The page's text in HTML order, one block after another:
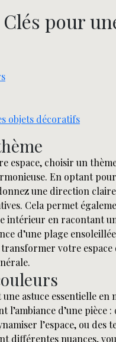
pour
objets décoratifs
espace, choisir un
En optant
une direction
Cela permet
intérieur en racontant
d’une plage
votre
une astuce essentielle
d’une pièce
l’espace, ou
différentes nuances,